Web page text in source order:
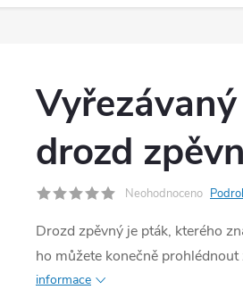
drozd
Neohodnoceno
Drozd zpěvný je pták, kterého
ho můžete konečně
informace